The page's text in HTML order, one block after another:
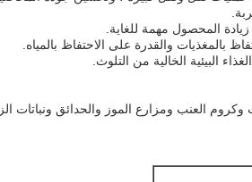
العنب ومزارع الموز والحدائق ونباتات